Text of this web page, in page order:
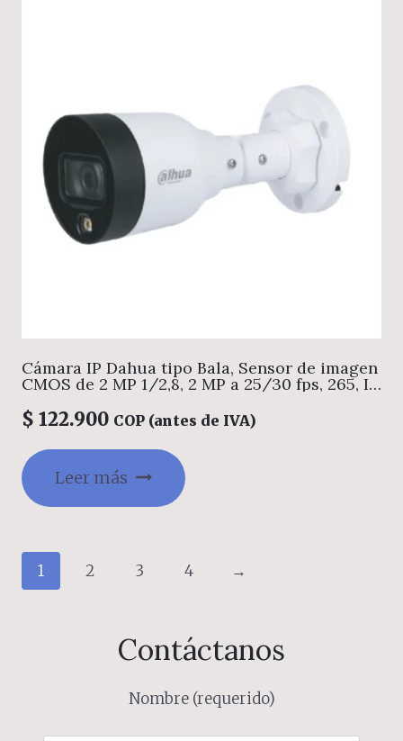
Cámara IP Dahua tipo Bala, Sensor de imagen
CMOS de 2 MP 1/2,8, 2 MP a 25/30 fps, 265, IR
digital, ROI, SMART H,264+/H,265+, 12
VDC/PoE, IP67,Admite, Admite detección
humana
$ 122.900 COP (antes de IVA)
Leer más
1 2 3 4 →
Contáctanos
Nombre (requerido)